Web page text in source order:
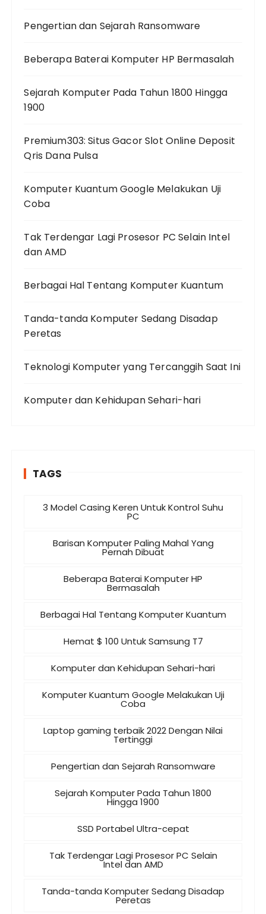
Pengertian dan Sejarah Ransomware
Beberapa Baterai Komputer HP Bermasalah
Sejarah Komputer Pada Tahun 1800 Hingga
1900
Premium303: Situs Gacor Slot Online Deposit
Qris Dana Pulsa
Komputer Kuantum Google Melakukan Uji
Coba
Tak Terdengar Lagi Prosesor PC Selain Intel
dan AMD
Berbagai Hal Tentang Komputer Kuantum
Tanda-tanda Komputer Sedang Disadap
Peretas
Teknologi Komputer yang Tercanggih Saat Ini
Komputer dan Kehidupan Sehari-hari
TAGS
3 Model Casing Keren Untuk Kontrol Suhu
PC
Barisan Komputer Paling Mahal Yang
Pernah Dibuat
Beberapa Baterai Komputer HP
Bermasalah
Berbagai Hal Tentang Komputer Kuantum
Hemat $ 100 Untuk Samsung T7
Komputer dan Kehidupan Sehari-hari
Komputer Kuantum Google Melakukan Uji
Coba
Laptop gaming terbaik 2022 Dengan Nilai
Tertinggi
Pengertian dan Sejarah Ransomware
Sejarah Komputer Pada Tahun 1800
Hingga 1900
SSD Portabel Ultra-cepat
Tak Terdengar Lagi Prosesor PC Selain
Intel dan AMD
Tanda-tanda Komputer Sedang Disadap
Peretas